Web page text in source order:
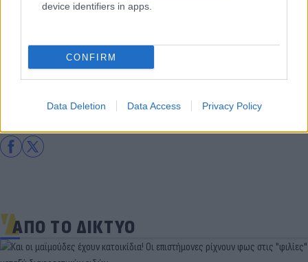
device identifiers in apps.
CONFIRM
Data Deletion Data Access Privacy Policy
Διάβασε περισσότερα
Πολιτική ΣΥΡΙΖΑ
ΝΔ
Κωνσταντίνος Τασούλας
ΑΠΟ ΤΟ ΔΙΚΤΥΟ